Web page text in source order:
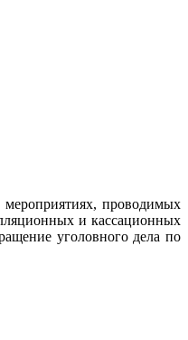
проводимых
и кассационных
уголовного дела по